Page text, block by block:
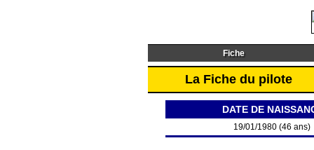
Fiche
La Fiche du pilote
DATE DE
19/01/1980 (46 ans)